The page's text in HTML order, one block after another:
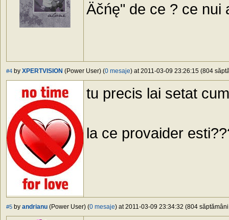
Äčńę" de ce ? ce nui
#4 by XPERTVISION (Power User) (0 mesaje) at 2011-03-09 23:26:15 (804
tu precis lai setat
la ce provaider
#5 by andrianu (Power User) (0 mesaje) at 2011-03-09 23:34:32 (804